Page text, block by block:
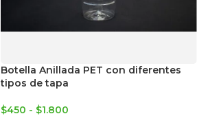
Botella Anillada PET con diferentes
tipos de tapa
$450 - $1.800